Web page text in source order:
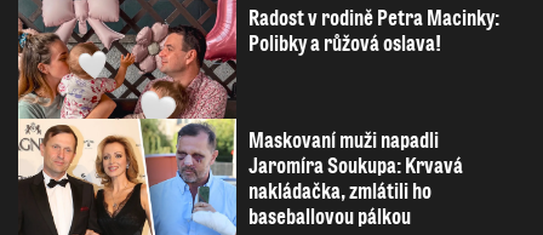
Radost v rodině Petra Macinky:
Polibky a růžová oslava!
Maskovaní muži napadli
Jaromíra Soukupa: Krvavá
nakládačka, zmlátili ho
baseballovou pálkou